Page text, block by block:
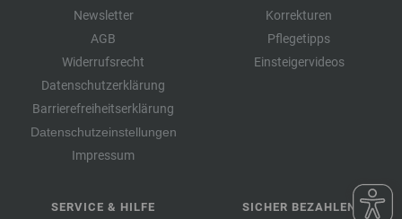
Newsletter
AGB
Widerrufsrecht
Datenschutzerklärung
Barrierefreiheitserklärung
Datenschutzeinstellungen
Impressum
Korrekturen
Pflegetipps
Einsteigervideos
SERVICE & HILFE SICHER BEZAHLEN